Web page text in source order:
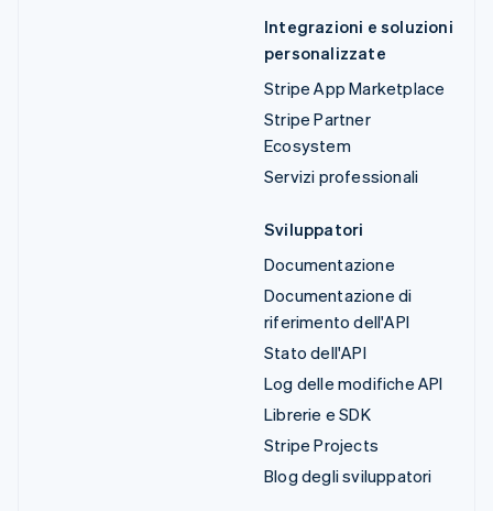
Integrazioni e soluzioni
personalizzate
Stripe App Marketplace
Stripe Partner
Ecosystem
Servizi professionali
Sviluppatori
Documentazione
Documentazione di
riferimento dell'API
Stato dell'API
Log delle modifiche API
Librerie e SDK
Stripe Projects
Blog degli sviluppatori